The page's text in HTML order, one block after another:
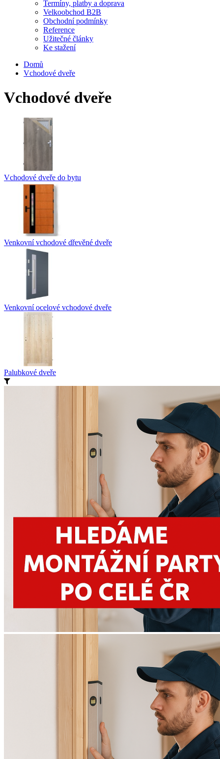
Termíny, platby a doprava
Velkoobchod B2B
Obchodní podmínky
Reference
Užitečné články
Ke stažení
Domů
Vchodové dveře
Vchodové dveře
Vchodové dveře do bytu
Venkovní vchodové dřevěné dveře
Venkovní ocelové vchodové dveře
Palubkové dveře